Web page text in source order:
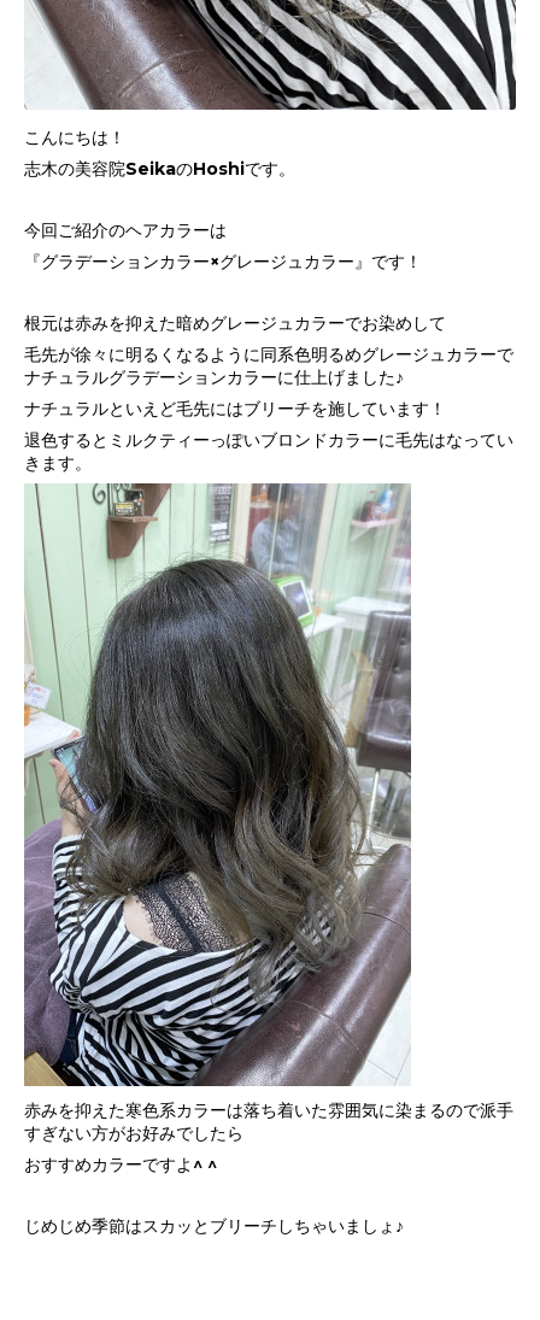
こんにちは！
志木の美容院SeikaのHoshiです。
今回ご紹介のヘアカラーは
『グラデーションカラー×グレージュカラー』です！
根元は赤みを抑えた暗めグレージュカラーでお染めして
毛先が徐々に明るくなるように同系色明るめグレージュカラーで
ナチュラルグラデーションカラーに仕上げました♪
ナチュラルといえど毛先にはブリーチを施しています！
退色するとミルクティーっぽいブロンドカラーに毛先はなってい
きます。
赤みを抑えた寒色系カラーは落ち着いた雰囲気に染まるので派手
すぎない方がお好みでしたら
おすすめカラーですよ^ ^
じめじめ季節はスカッとブリーチしちゃいましょ♪